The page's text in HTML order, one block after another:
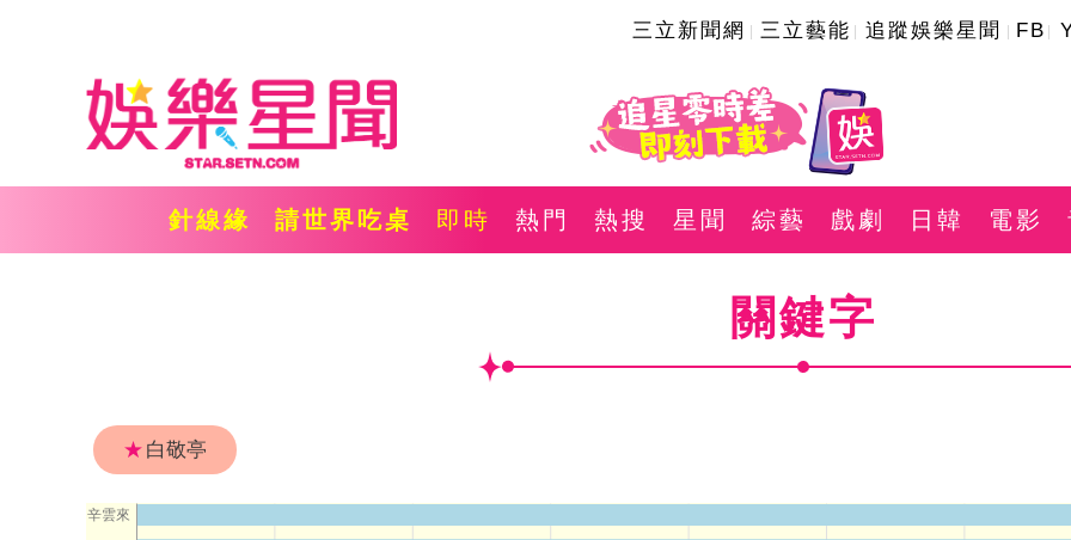
三立新聞網 三立藝能 追蹤娛樂星聞 FB
針線緣 請世界吃桌 即時 熱門 熱搜 星聞 綜藝 戲劇 日韓 電影
關鍵字
★ 白敬亭
辛雲來